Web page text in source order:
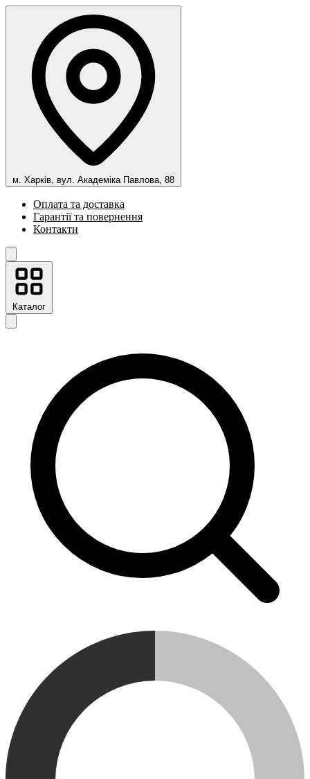
м. Харків, вул. Академіка Павлова, 88
Оплата та доставка
Гарантії та повернення
Контакти
Каталог